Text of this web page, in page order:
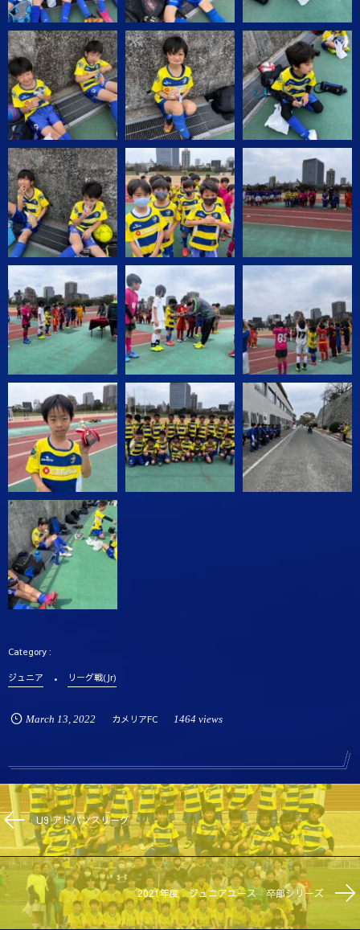
ジュニア リーグ戦(Jr)
March 13 2022 カメリアFC 1464 views
U9 アドバンスリーグ
2021年度 ジュニアユース 卒部シリーズ